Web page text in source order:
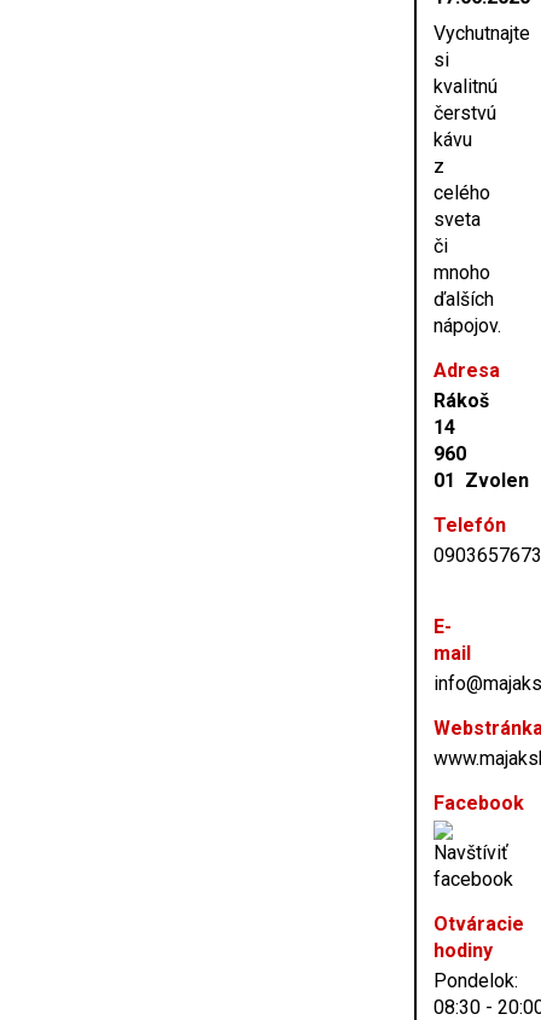
Vychutnajte
si
kvalitnú
čerstvú
kávu
z
celého
sveta
či
mnoho
ďalších
nápojov.
Adresa
Rákoš
14
960
01 Zvolen
Telefón
E-
mail
Facebook
Otváracie
hodiny
Pondelok:
08:30 -